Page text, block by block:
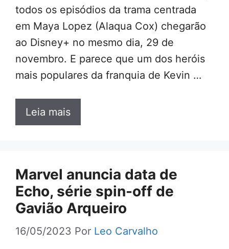
todos os episódios da trama centrada
em Maya Lopez (Alaqua Cox) chegarão
ao Disney+ no mesmo dia, 29 de
novembro. E parece que um dos heróis
mais populares da franquia de Kevin …
Leia mais
Marvel anuncia data de
Echo, série spin-off de
Gavião Arqueiro
16/05/2023 Por Leo Carvalho